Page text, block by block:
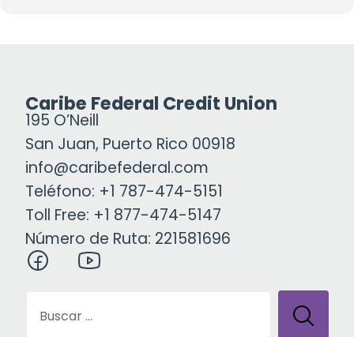
Caribe Federal Credit Union
195 O’Neill
San Juan, Puerto Rico 00918
info@caribefederal.com
Teléfono: +1 787-474-5151
Toll Free: +1 877-474-5147
Número de Ruta: 221581696